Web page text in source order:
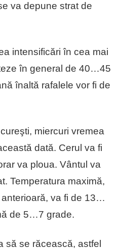
va depune strat de
intensificări în cea mai
în general de 40…45
înaltă rafalele vor fi de
miercuri vremea
dată. Cerul va fi
va ploua. Vântul va
Temperatura maximă,
va fi de 13…
de 5…7 grade.
să se răcească, astfel